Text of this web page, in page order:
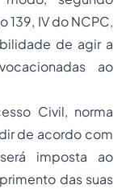
139, IV do NCPC,
de agir a
ao
Civil, norma
de acordo com
imposta ao
das suas